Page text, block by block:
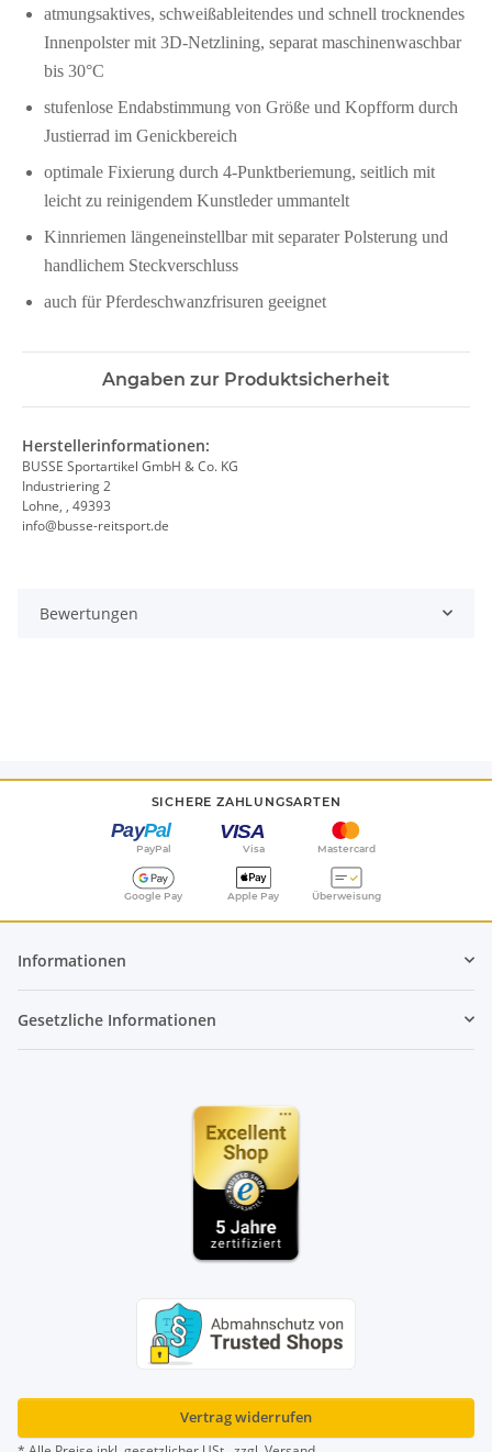
atmungsaktives, schweißableitendes und schnell trocknendes
Innenpolster mit 3D-Netzlining, separat maschinenwaschbar
bis 30°C
stufenlose Endabstimmung von Größe und Kopfform durch
Justierrad im Genickbereich
optimale Fixierung durch 4-Punktberiemung, seitlich mit
leicht zu reinigendem Kunstleder ummantelt
Kinnriemen längeneinstellbar mit separater Polsterung und
handlichem Steckverschluss
auch für Pferdeschwanzfrisuren geeignet
Angaben zur Produktsicherheit
Herstellerinformationen:
BUSSE Sportartikel GmbH & Co. KG
Industriering 2
Lohne, , 49393
info@busse-reitsport.de
Bewertungen
SICHERE ZAHLUNGSARTEN
PayPal Visa Mastercard
Google Pay Apple Pay Überweisung
Informationen
Gesetzliche Informationen
Vertrag widerrufen